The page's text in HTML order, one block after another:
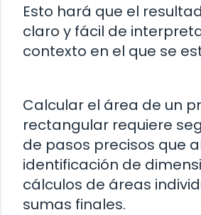
Esto hará que el
claro y fácil de
contexto en el que se
Calcular el área de un
rectangular requiere
de pasos precisos que
identificación de
cálculos de áreas
sumas finales.